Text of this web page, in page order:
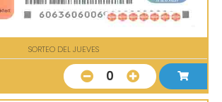
SORTEO DEL JUEVES
0